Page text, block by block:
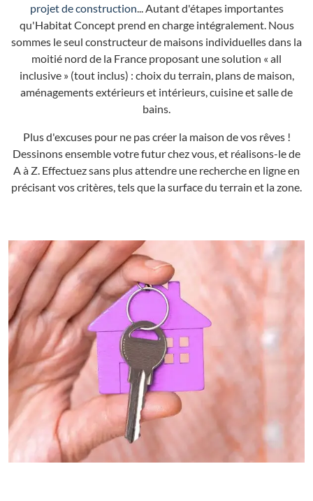
projet de construction... Autant d'étapes importantes
qu'Habitat Concept prend en charge intégralement. Nous
sommes le seul constructeur de maisons individuelles dans la
moitié nord de la France proposant une solution « all
inclusive » (tout inclus) : choix du terrain, plans de maison,
aménagements extérieurs et intérieurs, cuisine et salle de
bains.
Plus d'excuses pour ne pas créer la maison de vos rêves !
Dessinons ensemble votre futur chez vous, et réalisons-le de
A à Z. Effectuez sans plus attendre une recherche en ligne en
précisant vos critères, tels que la surface du terrain et la zone.